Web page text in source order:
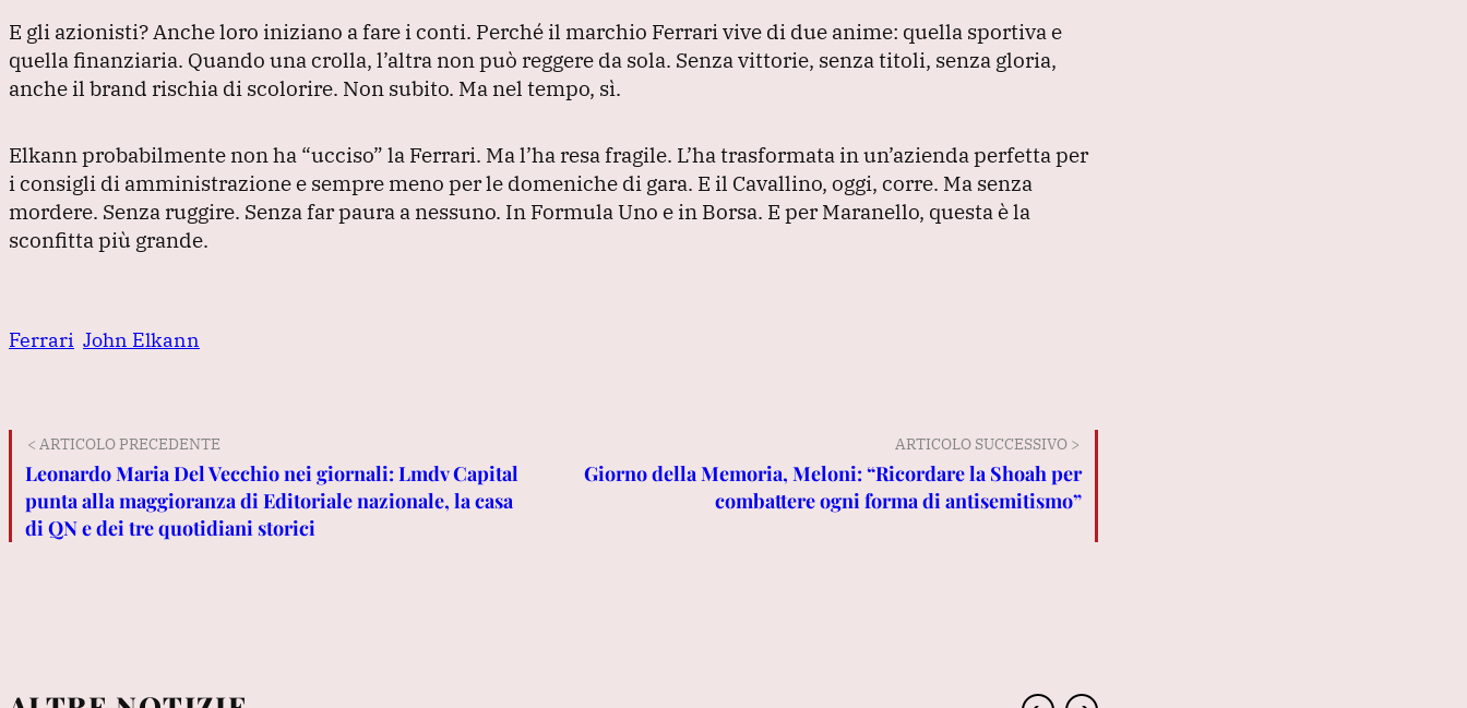
E gli azionisti?Anche loro iniziano a fare i conti. Perché il marchio Ferrari vive di due anime: quella sportiva e
quella finanziaria. Quando una crolla, l’altra non può reggere da sola. Senza vittorie, senza titoli, senza gloria,
anche il brand rischia di scolorire. Non subito. Ma nel tempo, sì.
Elkann probabilmente non ha “ucciso” la Ferrari. Ma l’ha resa fragile. L’ha trasformata in un’azienda perfetta per
i consigli di amministrazione e sempre meno per le domeniche di gara. E il Cavallino, oggi, corre. Ma senza
mordere. Senza ruggire. Senza far paura a nessuno. In Formula Uno e in Borsa. E per Maranello, questa è la
sconfitta più grande.
Ferrari John Elkann
< ARTICOLO PRECEDENTE
Leonardo Maria Del Vecchio nei giornali: Lmdv Capital
punta alla maggioranza di Editoriale nazionale, la casa
di QN e dei tre quotidiani storici
ARTICOLO SUCCESSIVO >
Giorno della Memoria, Meloni: “Ricordare la Shoah per
combattere ogni forma di antisemitismo”